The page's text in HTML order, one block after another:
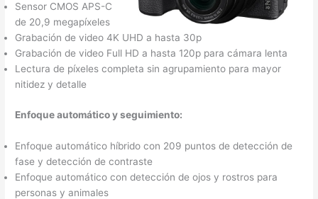
Sensor CMOS APS-C
de 20,9 megapíxeles
Grabación de video 4K UHD a hasta 30p
Grabación de video Full HD a hasta 120p para cámara lenta
Lectura de píxeles completa sin agrupamiento para mayor
nitidez y detalle
Enfoque automático y seguimiento:
Enfoque automático híbrido con 209 puntos de detección de
fase y detección de contraste
Enfoque automático con detección de ojos y rostros para
personas y animales